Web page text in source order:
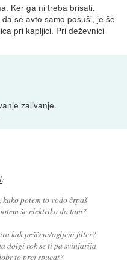
Ker ga ni treba brisati.
se avto samo posuši, je še
pri kapljici. Pri deževnici
zalivanje.
:
potem to vodo črpaš
še elektriko do tam?
kak peščeni/ogljeni filter?
dolgi rok se ti pa svinjarija
to prej spucat?